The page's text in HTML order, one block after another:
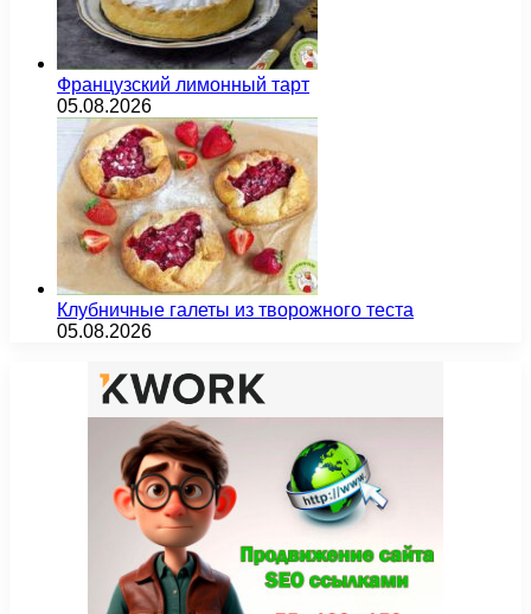
Французский лимонный тарт
05.08.2026
Клубничные галеты из творожного теста
05.08.2026